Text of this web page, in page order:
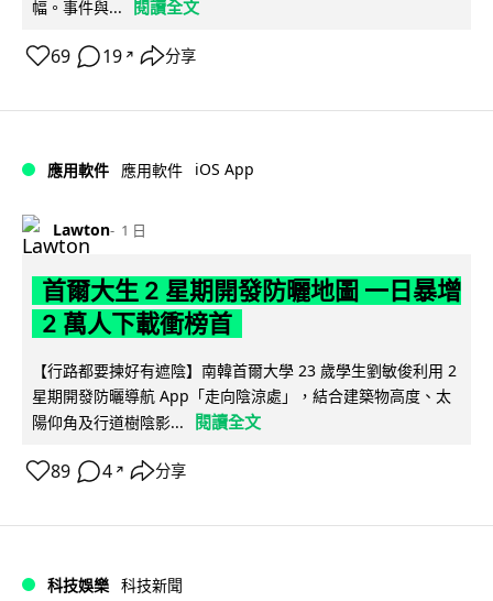
幅。事件與... 閱讀全文
69 19 ↗ 分享
應用軟件 應用軟件 iOS App
Lawton 1 日
首爾大生 2 星期開發防曬地圖 一日暴增
2 萬人下載衝榜首
【行路都要揀好有遮陰】南韓首爾大學 23 歲學生劉敏俊利用 2
星期開發防曬導航 App「走向陰涼處」，結合建築物高度、太
陽仰角及行道樹陰影...
閱讀全文
89 4 ↗ 分享
科技娛樂 科技新聞